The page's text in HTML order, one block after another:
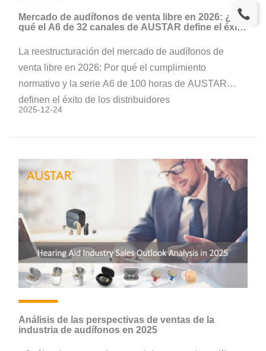
Mercado de audífonos de venta libre en 2026: ¿Por
qué el A6 de 32 canales de AUSTAR define el éxito
La reestructuración del mercado de audífonos de
venta libre en 2026: Por qué el cumplimiento
normativo y la serie A6 de 100 horas de AUSTAR
definen el éxito de los distribuidores
2025-12-24
Análisis de las perspectivas de ventas de la
industria de audífonos en 2025